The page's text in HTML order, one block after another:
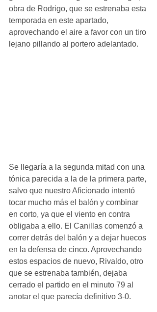
obra de Rodrigo, que se estrenaba esta
temporada en este apartado,
aprovechando el aire a favor con un tiro
lejano pillando al portero adelantado.
Se llegaría a la segunda mitad con una
tónica parecida a la de la primera parte,
salvo que nuestro Aficionado intentó
tocar mucho más el balón y combinar
en corto, ya que el viento en contra
obligaba a ello. El Canillas comenzó a
correr detrás del balón y a dejar huecos
en la defensa de cinco. Aprovechando
estos espacios de nuevo, Rivaldo, otro
que se estrenaba también, dejaba
cerrado el partido en el minuto 79 al
anotar el que parecía definitivo 3-0.